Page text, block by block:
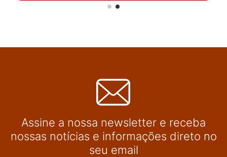
Assine a nossa newsletter e receba
nossas notícias e informações direto no
seu email